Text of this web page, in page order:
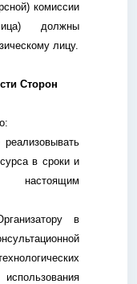
комиссии
должны
лицу.
Сторон
в сроки и
настоящим
в